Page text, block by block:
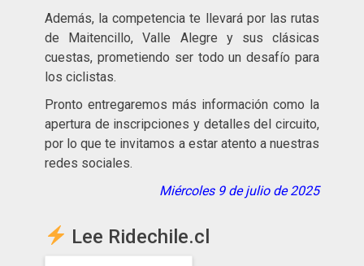
Además, la competencia te llevará por las rutas
de Maitencillo, Valle Alegre y sus clásicas
cuestas, prometiendo ser todo un desafío para
los ciclistas.
Pronto entregaremos más información como la
apertura de inscripciones y detalles del circuito,
por lo que te invitamos a estar atento a nuestras
redes sociales.
Miércoles 9 de julio de 2025
Lee Ridechile.cl